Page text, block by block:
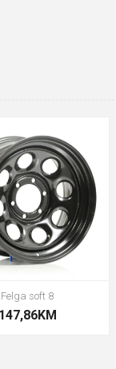
Felga soft 8
147,86KM